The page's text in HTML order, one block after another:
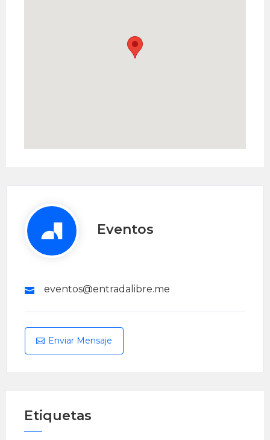
Eventos
eventos@entradalibre.me
Enviar Mensaje
Etiquetas